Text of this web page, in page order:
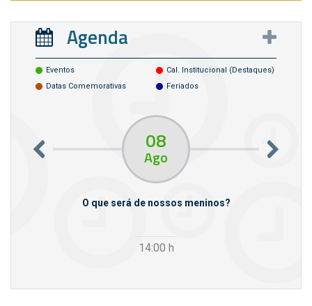
Agenda
Eventos
Cal. Institucional (destaques)
Datas Comemorativas
Feriados
08
Ago
O que será de nossos meninos?
14:00 h